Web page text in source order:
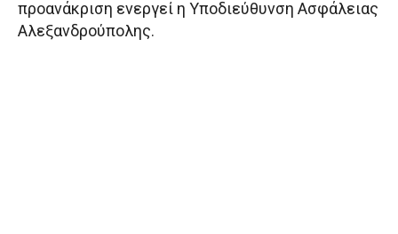
προανάκριση ενεργεί η Υποδιεύθυνση Ασφάλειας
Αλεξανδρούπολης.